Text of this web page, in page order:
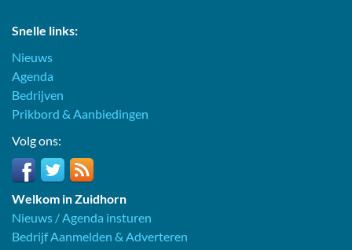
Snelle links:
Nieuws
Agenda
Bedrijven
Prikbord & Aanbiedingen
Volg ons:
Welkom in Zuidhorn
Nieuws / Agenda insturen
Bedrijf Aanmelden & Adverteren